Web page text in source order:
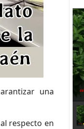
una
respecto en